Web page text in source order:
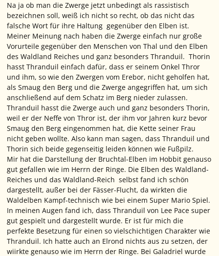
Na ja ob man die Zwerge jetzt unbedingt als rassistisch
bezeichnen soll, weiß ich nicht so recht, ob das nicht das
falsche Wort für ihre Haltung gegenüber den Elben ist.
Meiner Meinung nach haben die Zwerge einfach nur große
Vorurteile gegenüber den Menschen von Thal und den Elben
des Waldland Reiches und ganz besonders Thranduil. Thorin
hasst Thranduil einfach dafür, dass er seinem Onkel Thror
und ihm, so wie den Zwergen vom Erebor, nicht geholfen hat,
als Smaug den Berg und die Zwerge angegriffen hat, um sich
anschließend auf dem Schatz im Berg nieder zulassen.
Thranduil hasst die Zwerge auch und ganz besonders Thorin,
weil er der Neffe von Thror ist, der ihm vor Jahren kurz bevor
Smaug den Berg eingenommen hat, die Kette seiner Frau
nicht geben wollte. Also kann man sagen, dass Thranduil und
Thorin sich beide gegenseitig leiden können wie Fußpilz.
Mir hat die Darstellung der Bruchtal-Elben im Hobbit genauso
gut gefallen wie im Herrn der Ringe. Die Elben des Waldland-
Reiches und das Waldland-Reich selbst fand ich schön
dargestellt, außer bei der Fässer-Flucht, da wirkten die
Waldelben Kampf-technisch wie bei einem Super Mario Spiel.
In meinen Augen fand ich, dass Thranduil von Lee Pace super
gut gespielt und dargestellt wurde. Er ist für mich die
perfekte Besetzung für einen so vielschichtigen Charakter wie
Thranduil. Ich hatte auch an Elrond nichts aus zu setzen, der
wiirkte genauso wie im Herrn der Ringe. Bei Galadriel wurde